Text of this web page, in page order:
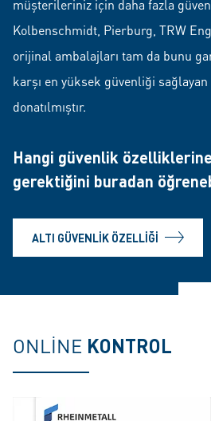
müşterileriniz için daha fazla
Kolbenschmidt, Pierburg, TRW
orijinal ambalajları tam da bunu
karşı en yüksek güvenliği
donatılmıştır.
Hangi güvenlik
gerektiğini buradan
ALTI GÜVENLIK ÖZELLIĞI
ONLINE KONTROL